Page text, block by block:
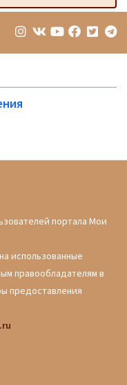
портала Мои
использованные
правообладателям в
предоставления